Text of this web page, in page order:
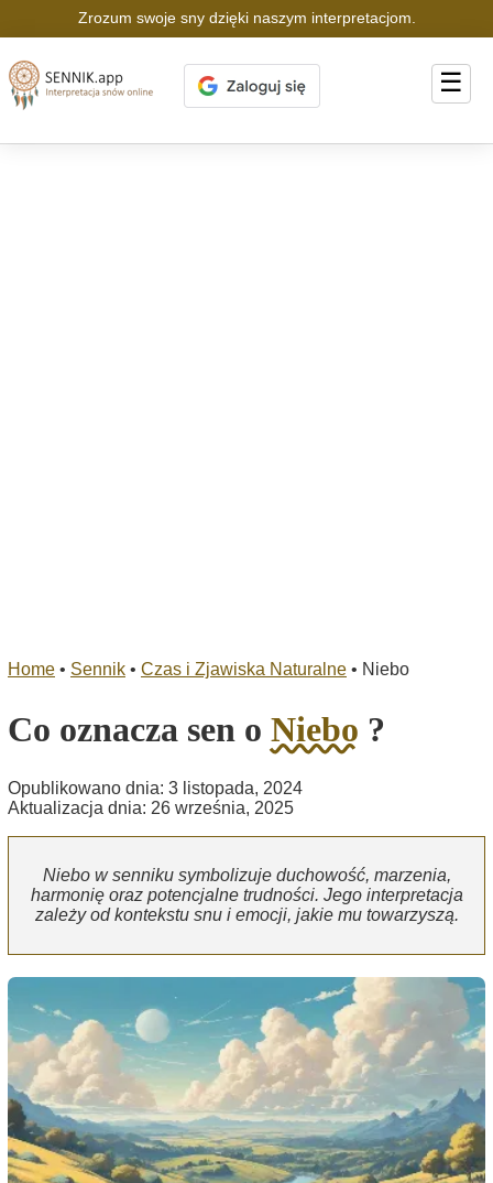
Zrozum swoje sny dzięki naszym interpretacjom.
☰
Home • Sennik • Czas i Zjawiska Naturalne • Niebo
Co oznacza sen o Niebo ?
Opublikowano dnia: 3 listopada, 2024
Aktualizacja dnia: 26 września, 2025
Niebo w senniku symbolizuje duchowość, marzenia,
harmonię oraz potencjalne trudności. Jego interpretacja
zależy od kontekstu snu i emocji, jakie mu towarzyszą.